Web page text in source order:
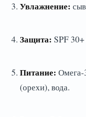
Увлажнение:
Защита: SPF
Питание: Омега-
(орехи), вода.